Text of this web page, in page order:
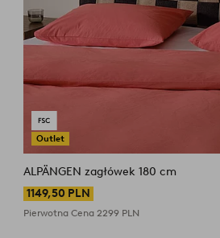
Outlet
ALPÄNGEN zagłówek 180 cm
1149,50 PLN
Pierwotna Cena 2299 PLN